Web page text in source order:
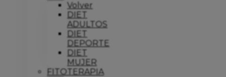
Volver
DIET
ADULTOS
DIET
DEPORTE
DIET
MUJER
FITOTERAPIA